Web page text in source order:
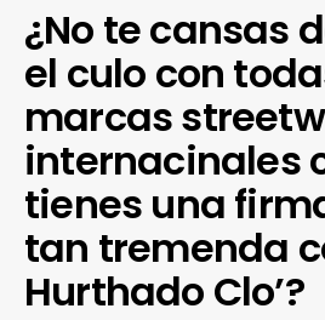
¿No te cansas
el culo con
marcas
internacinales
tienes una
tan tremenda
Hurthado Clo’?